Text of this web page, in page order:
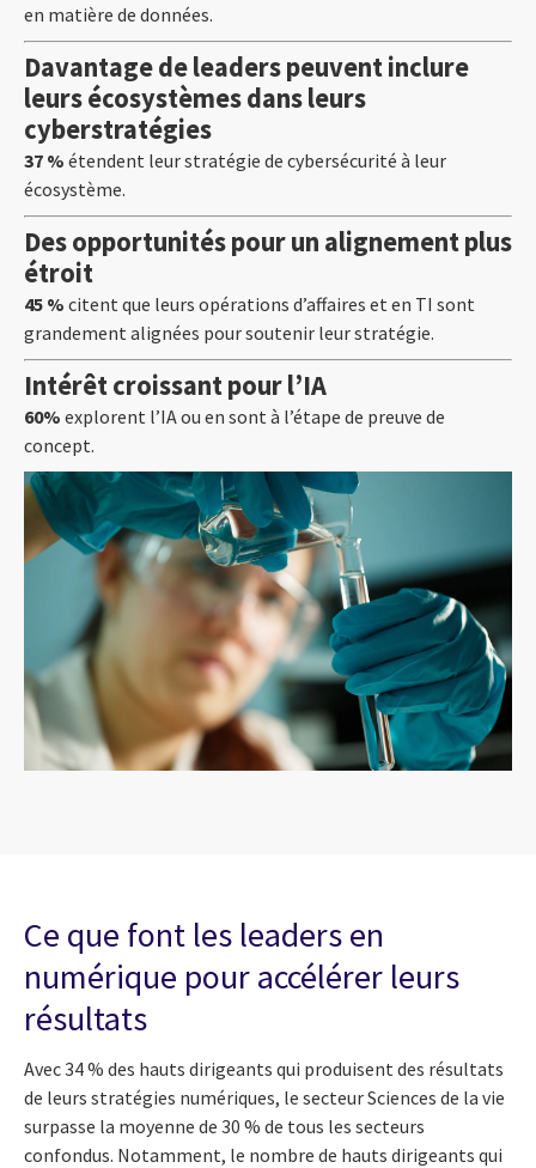
en matière de données.
Davantage de leaders peuvent inclure
leurs écosystèmes dans leurs
cyberstratégies
37 % étendent leur stratégie de cybersécurité à leur
écosystème.
Des opportunités pour un alignement plus
étroit
45 % citent que leurs opérations d’affaires et en TI sont
grandement alignées pour soutenir leur stratégie.
Intérêt croissant pour l’IA
60% explorent l’IA ou en sont à l’étape de preuve de
concept.
Ce que font les leaders en
numérique pour accélérer leurs
résultats
Avec 34 % des hauts dirigeants qui produisent des résultats
de leurs stratégies numériques, le secteur Sciences de la vie
surpasse la moyenne de 30 % de tous les secteurs
confondus. Notamment, le nombre de hauts dirigeants qui